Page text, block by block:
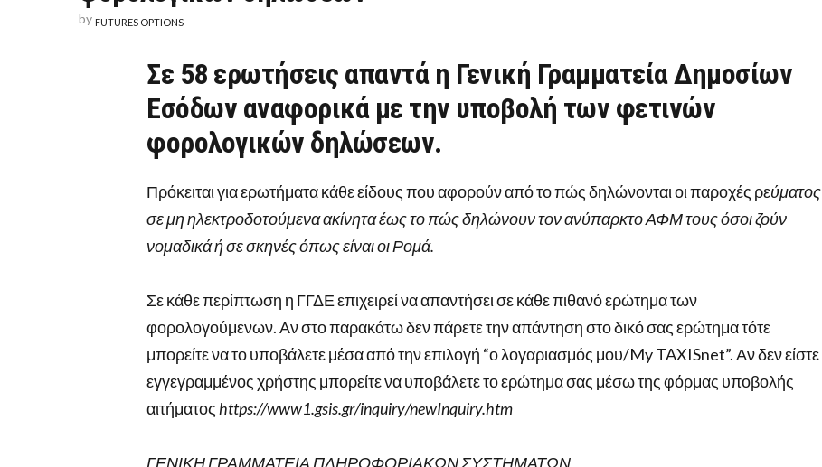
by FUTURES OPTIONS
Σε 58 ερωτήσεις απαντά η Γενική Γραμματεία Δημοσίων
Εσόδων αναφορικά με την υποβολή των φετινών
φορολογικών δηλώσεων.
Πρόκειται για ερωτήματα κάθε είδους που αφορούν από το πώς δηλώνονται οι παροχές ρεύματος
σε μη ηλεκτροδοτούμενα ακίνητα έως το πώς δηλώνουν τον ανύπαρκτο ΑΦΜ τους όσοι ζούν
νομαδικά ή σε σκηνές όπως είναι οι Ρομά.
Σε κάθε περίπτωση η ΓΓΔΕ επιχειρεί να απαντήσει σε κάθε πιθανό ερώτημα των
φορολογούμενων. Αν στο παρακάτω δεν πάρετε την απάντηση στο δικό σας ερώτημα τότε
μπορείτε να το υποβάλετε μέσα από την επιλογή “ο λογαριασμός μου/My TAXISnet”. Αν δεν είστε
εγγεγραμμένος χρήστης μπορείτε να υποβάλετε το ερώτημα σας μέσω της φόρμας υποβολής
αιτήματος https://www1.gsis.gr/inquiry/newInquiry.htm
ΓΕΝΙΚΗ ΓΡΑΜΜΑΤΕΙΑ ΠΛΗΡΟΦΟΡΙΑΚΩΝ ΣΥΣΤΗΜΑΤΩΝ